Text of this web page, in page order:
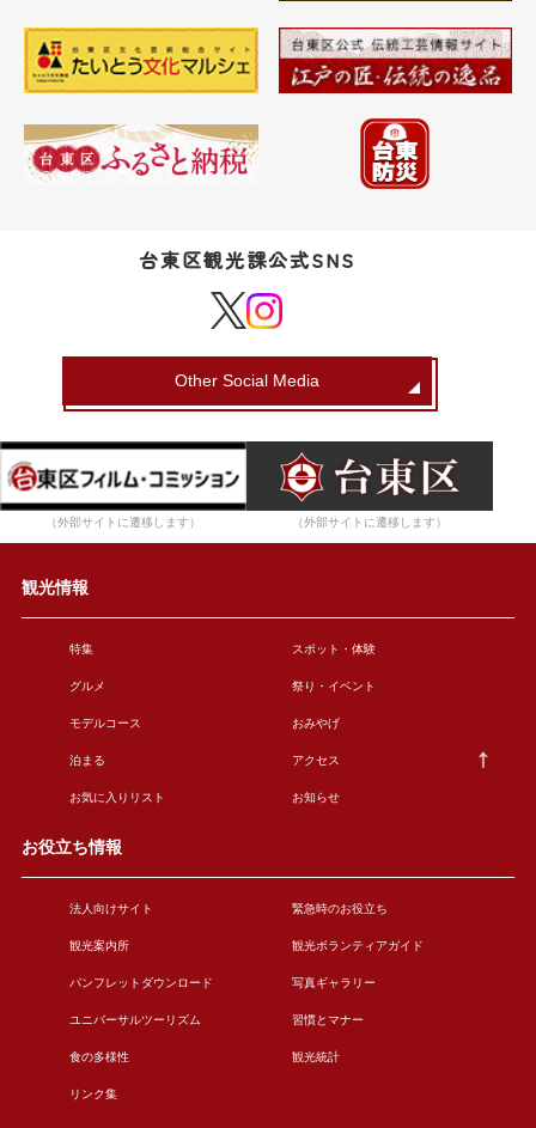
台東区観光課公式SNS
Other Social Media
（外部サイトに遷移します） （外部サイトに遷移します）
観光情報
特集 スポット・体験
グルメ 祭り・イベント
モデルコース おみやげ
泊まる アクセス
お気に入りリスト お知らせ
お役立ち情報
法人向けサイト 緊急時のお役立ち
観光案内所 観光ボランティアガイド
パンフレットダウンロード 写真ギャラリー
ユニバーサルツーリズム 習慣とマナー
食の多様性 観光統計
リンク集